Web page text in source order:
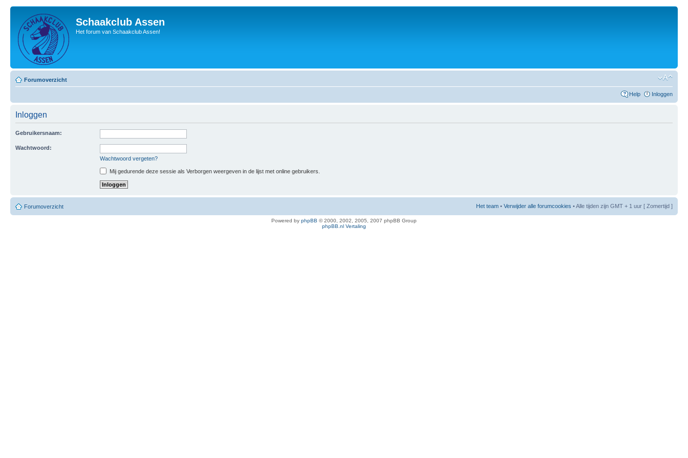
Schaakclub Assen
Het forum van Schaakclub Assen!
Forumoverzicht
Help Inloggen
Inloggen
Gebruikersnaam:
Wachtwoord:
Wachtwoord vergeten?
Mij gedurende deze sessie als Verborgen weergeven in de lijst met online gebruikers.
Forumoverzicht Het team • Verwijder alle forumcookies • Alle tijden zijn GMT + 1 uur [ Zomertijd ]
Powered by phpBB © 2000, 2002, 2005, 2007 phpBB Group
phpBB.nl Vertaling